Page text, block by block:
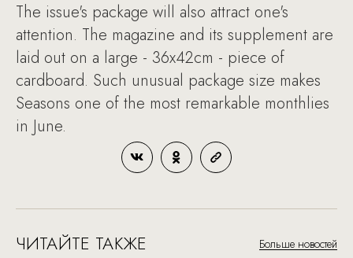
The issue's package will also attract one's
attention. The magazine and its supplement are
laid out on a large - 36x42cm - piece of
cardboard. Such unusual package size makes
Seasons one of the most remarkable monthlies
in June.
ЧИТАЙТЕ ТАКЖЕ Больше новостей